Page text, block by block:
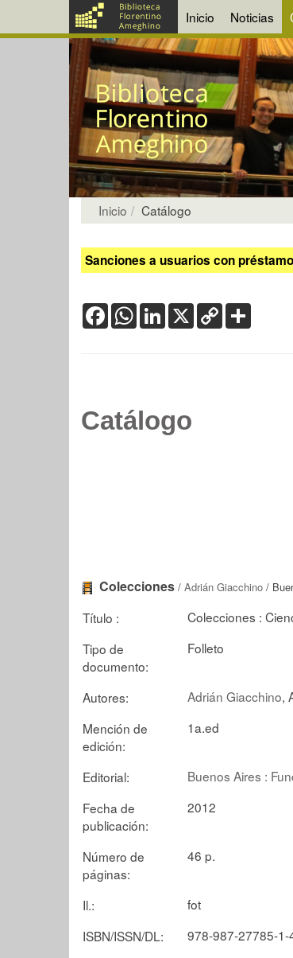
Inicio Noticias
Inicio Catálogo
Sanciones a usuarios con
FacebookWhatsApp
LinkedIn
X Copy
Link
Catálogo
Colecciones / Adrián Giacchino /
Título :
Colecciones :
Tipo de
documento:
Folleto
Autores: Adrián Giacchino,
Mención de
edición:
1a.ed
Editorial:
Buenos Aires :
Fecha de
publicación:
2012
Número de
páginas:
46 p.
Il.:
fot
ISBN/ISSN/DL:
978-987-27785-1-